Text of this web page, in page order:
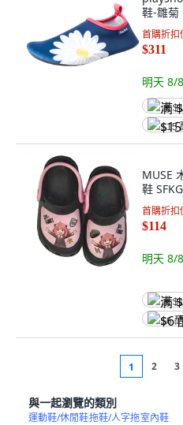
鞋-雛菊
首購折扣
$311
明天 8/
满
$15
MUSE
鞋
首購折扣
$114
明天 8/
满
$6
1 2 3
與一起瀏覽的類別
運動鞋/休閒鞋拖鞋/人字拖室內鞋